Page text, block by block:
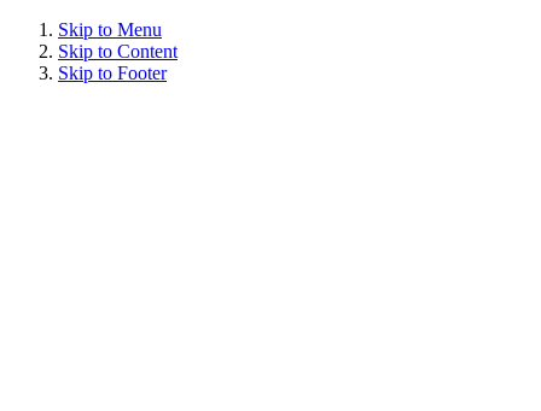
Skip to Menu
Skip to Content
Skip to Footer